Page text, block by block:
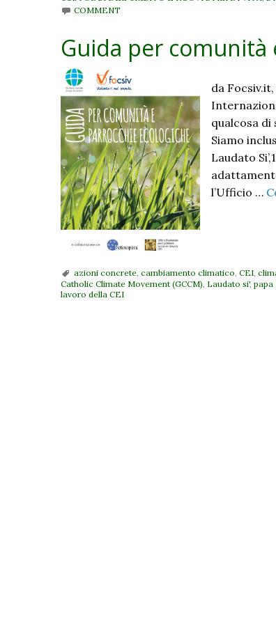
COMMENT
Guida per comunità
da
qual­cosa
Siamo
Laudato
l’Ufficio …
azioni concrete, cambiamento climatico, CEI,
Catholic Climate Movement (GCCM), Laudato si', papa
lavoro della CEI